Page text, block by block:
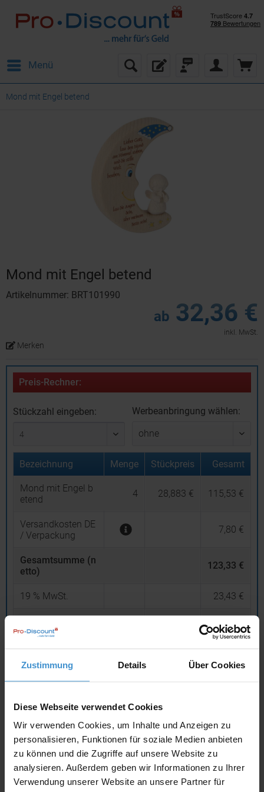
Zustimmung Details Über Cookies
Diese Webseite verwendet Cookies
Wir verwenden Cookies, um Inhalte und Anzeigen zu
personalisieren, Funktionen für soziale Medien anbieten
zu können und die Zugriffe auf unsere Website zu
analysieren. Außerdem geben wir Informationen zu Ihrer
Verwendung unserer Website an unsere Partner für
Menü
Mond mit Engel betend
Mond mit Engel betend
Artikelnummer: BRT101990
ab 32,36 €
inkl. MwSt.
Merken
Preis-Rechner:
Stückzahl eingeben: Werbeanbringung wählen:
Bezeichnung Menge Stückpreis Gesamt
Mond mit Engel b
etend
4 28,883 € 115,53 €
Versandkosten DE
/ Verpackung
7,80 €
Gesamtsumme (n
etto)
123,33 €
19 % MwSt. 23,43 €
rutto)
146,76 €
netto Privatkunden brutto
Angebot drucken
Individuelle Anfrage